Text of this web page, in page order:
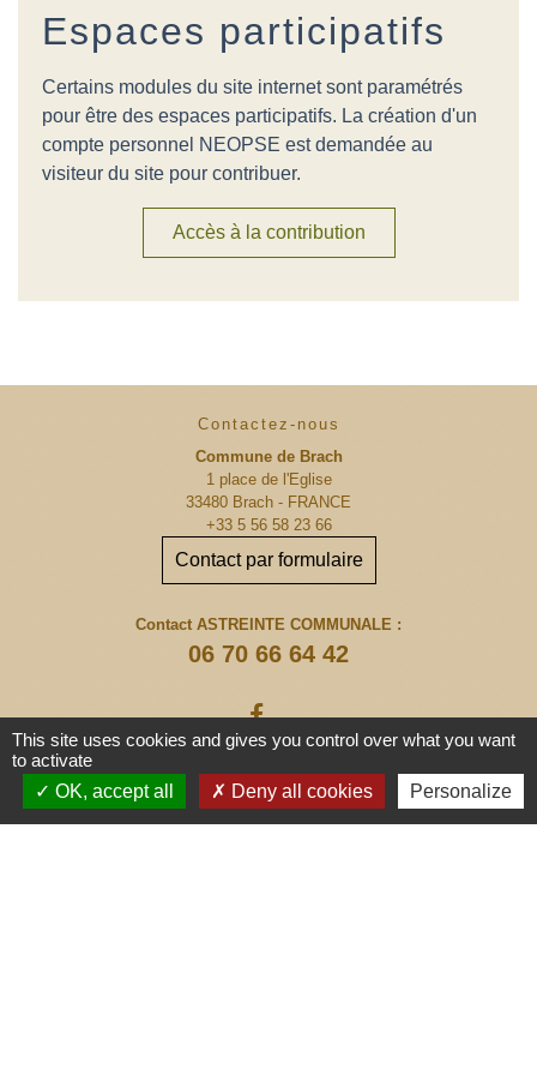
Espaces participatifs
Certains modules du site internet sont paramétrés
pour être des espaces participatifs. La création d'un
compte personnel NEOPSE est demandée au
visiteur du site pour contribuer.
Accès à la contribution
Contactez-nous
Commune de Brach
1 place de l'Eglise
33480 Brach - FRANCE
+33 5 56 58 23 66
Contact par formulaire
Contact ASTREINTE COMMUNALE :
06 70 66 64 42
This site uses cookies and gives you control over what you want
to activate
OK, accept all
Deny all cookies Personalize